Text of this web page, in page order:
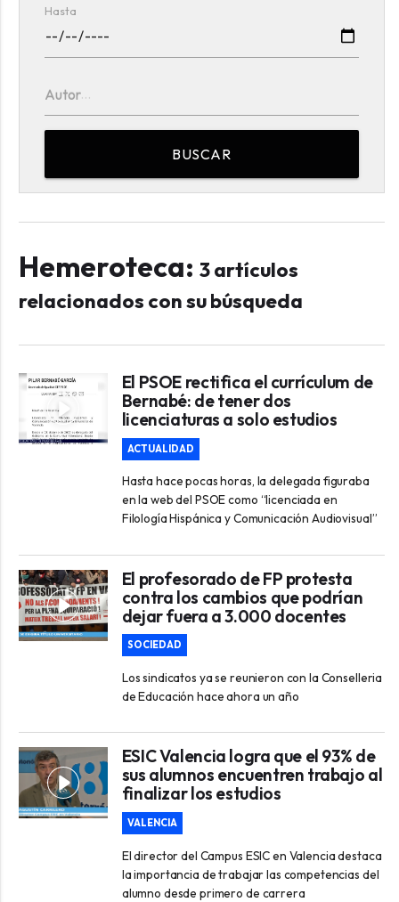
Hasta
Autor
BUSCAR
Hemeroteca: 3 artículos
relacionados con su búsqueda
El PSOE rectifica el currículum de
Bernabé: de tener dos
licenciaturas a solo estudios
ACTUALIDAD
Hasta hace pocas horas, la delegada figuraba
en la web del PSOE como “licenciada en
Filología Hispánica y Comunicación Audiovisual”
El profesorado de FP protesta
contra los cambios que podrían
dejar fuera a 3.000 docentes
SOCIEDAD
Los sindicatos ya se reunieron con la Conselleria
de Educación hace ahora un año
ESIC Valencia logra que el 93% de
sus alumnos encuentren trabajo al
finalizar los estudios
VALENCIA
El director del Campus ESIC en Valencia destaca
la importancia de trabajar las competencias del
alumno desde primero de carrera